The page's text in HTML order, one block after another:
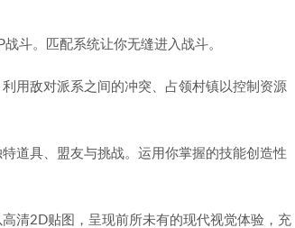
斗。匹配系统让你无缝进入战斗。
用敌对派系之间的冲突、占领村镇以控制资源
道具、盟友与挑战。运用你掌握的技能创造性
清2D贴图，呈现前所未有的现代视觉体验，充